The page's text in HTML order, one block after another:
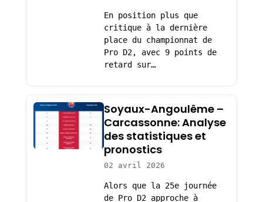
En position plus que
critique à la dernière
place du championnat de
Pro D2, avec 9 points de
retard sur…
Soyaux-Angoulême –
Carcassonne: Analyse
des statistiques et
pronostics
02 avril 2026
Alors que la 25e journée
de Pro D2 approche à